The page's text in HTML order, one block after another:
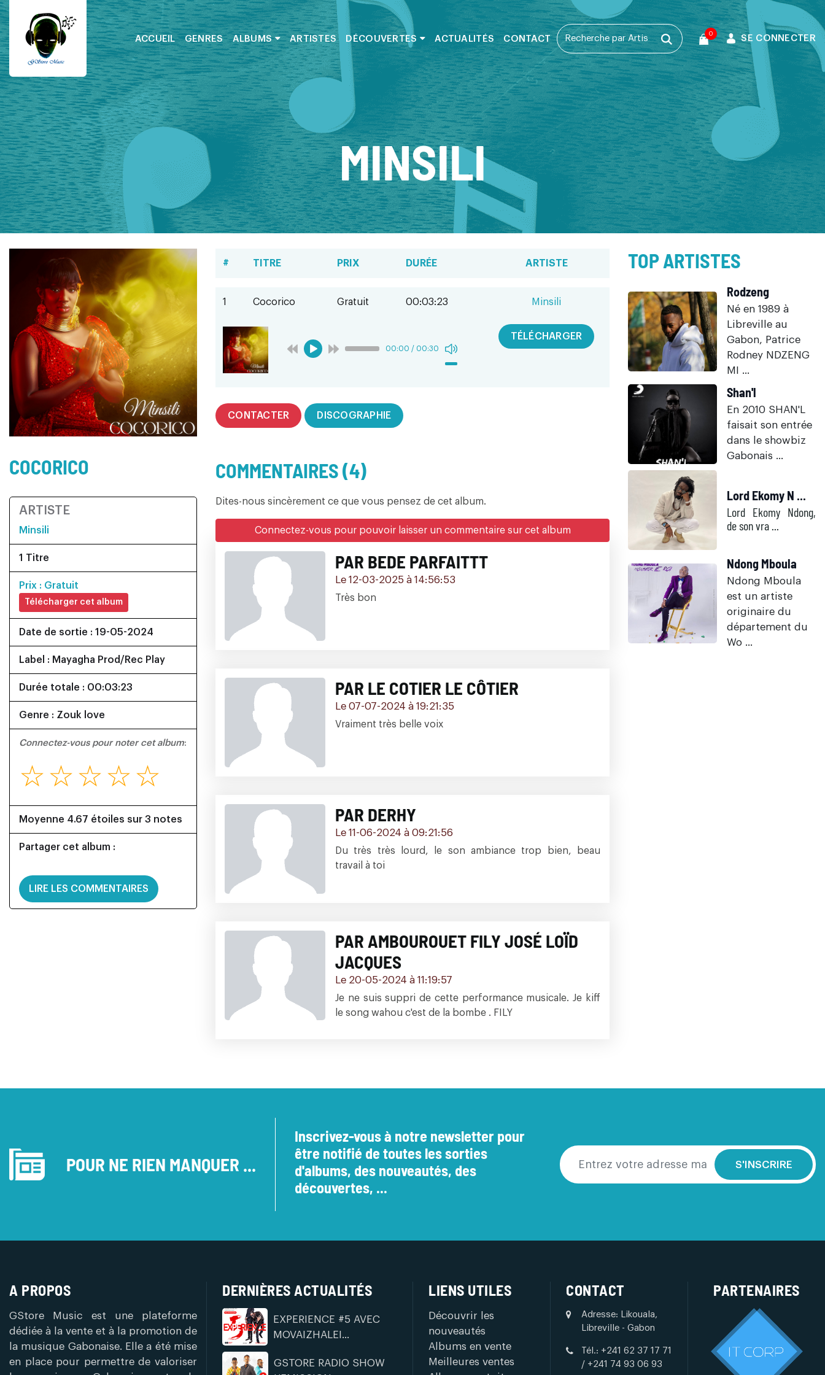
ACCUEIL GENRES ALBUMS ARTISTES DÉCOUVERTES ACTUALITÉS CONTACT
0 SE CONNECTER
MINSILI
COCORICO
ARTISTE
Minsili
1 Titre
Prix : Gratuit
Télécharger cet album
Date de sortie : 19-05-2024
Label : Mayagha Prod/Rec Play
Durée totale : 00:03:23
Genre : Zouk love
Connectez-vous pour noter cet album:
☆
☆
☆
☆
☆
Moyenne 4.67 étoiles sur 3 notes
Partager cet album :
LIRE LES COMMENTAIRES
# TITRE PRIX DURÉE ARTISTE
1 Cocorico Gratuit 00:03:23 Minsili
00:00 / 00:30
TÉLÉCHARGER
CONTACTER DISCOGRAPHIE
COMMENTAIRES (4)
Dites-nous sincèrement ce que vous pensez de cet album.
Connectez-vous pour pouvoir laisser un commentaire sur cet album
PAR BEDE PARFAITTT
Le 12-03-2025 à 14:56:53
Très bon
PAR LE COTIER LE CÔTIER
Le 07-07-2024 à 19:21:35
Vraiment très belle voix
PAR DERHY
Le 11-06-2024 à 09:21:56
Du très très lourd, le son ambiance trop bien, beau
travail à toi
PAR AMBOUROUET FILY JOSÉ LOÏD
JACQUES
Le 20-05-2024 à 11:19:57
Je ne suis suppri de cette performance musicale. Je kiff
le song wahou c'est de la bombe . FILY
TOP ARTISTES
Rodzeng
Né en 1989 à
Libreville au
Gabon, Patrice
Rodney NDZENG
MI ...
Shan'l
En 2010 SHAN'L
faisait son entrée
dans le showbiz
Gabonais ...
Lord Ekomy N ...
Lord Ekomy Ndong,
de son vra ...
Ndong Mboula
Ndong Mboula
est un artiste
originaire du
département du
Wo ...
POUR NE RIEN MANQUER ...
Inscrivez-vous à notre newsletter pour
être notifié de toutes les sorties
d'albums, des nouveautés, des
découvertes, ...
S'INSCRIRE
A PROPOS
GStore Music est une plateforme
dédiée à la vente et à la promotion de
la musique Gabonaise. Elle a été mise
en place pour permettre de valoriser
DERNIÈRES ACTUALITÉS
EXPERIENCE #5 AVEC
MOVAIZHALEI...
GSTORE RADIO SHOW
LIENS UTILES
Découvrir les
nouveautés
Albums en vente
Meilleures ventes
CONTACT
Adresse: Likouala,
Libreville - Gabon
Tél.: +241 62 37 17 71
/ +241 74 93 06 93
PARTENAIRES